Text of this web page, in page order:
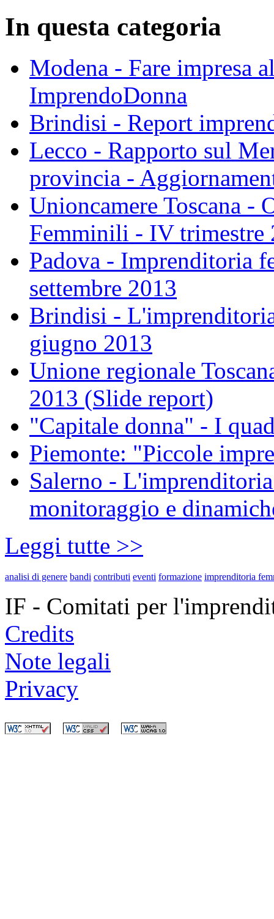
In questa categoria
Modena - Fare impresa
ImprendoDonna
Brindisi - Report
Lecco - Rapporto sul
provincia -
Unioncamere Toscana -
Femminili - IV trimestre
Padova - Imprenditoria
settembre 2013
Brindisi -
giugno 2013
Unione regionale
2013 (Slide report)
"Capitale donna" - I
Piemonte: "Piccole
Salerno -
monitoraggio e
Leggi tutte >>
analisi di genere bandi contributi eventi formazione imprenditoria
IF - Comitati per
Credits
Note legali
Privacy